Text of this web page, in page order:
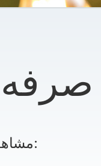
مشاهده نکاتی برای: